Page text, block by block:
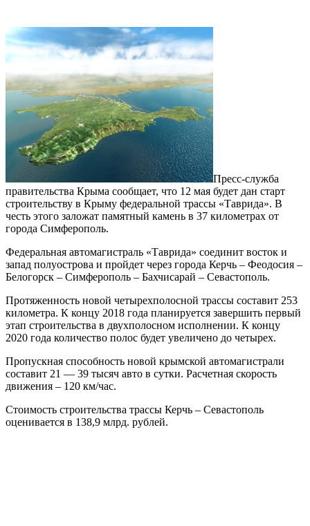
Пресс-служба
правительства Крыма сообщает, что 12 мая будет дан старт
строительству в Крыму федеральной трассы «Таврида». В
честь этого заложат памятный камень в 37 километрах от
города Симферополь.
Федеральная автомагистраль «Таврида» соединит восток и
запад полуострова и пройдет через города Керчь – Феодосия –
Белогорск – Симферополь – Бахчисарай – Севастополь.
Протяженность новой четырехполосной трассы составит 253
километра. К концу 2018 года планируется завершить первый
этап строительства в двухполосном исполнении. К концу
2020 года количество полос будет увеличено до четырех.
Пропускная способность новой крымской автомагистрали
составит 21 — 39 тысяч авто в сутки. Расчетная скорость
движения – 120 км/час.
Стоимость строительства трассы Керчь – Севастополь
оценивается в 138,9 млрд. рублей.